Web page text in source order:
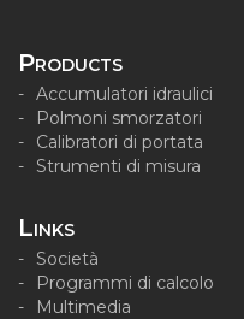
Products
Accumulatori idraulici
Polmoni smorzatori
Calibratori di portata
Strumenti di misura
Links
Società
Programmi di calcolo
Multimedia